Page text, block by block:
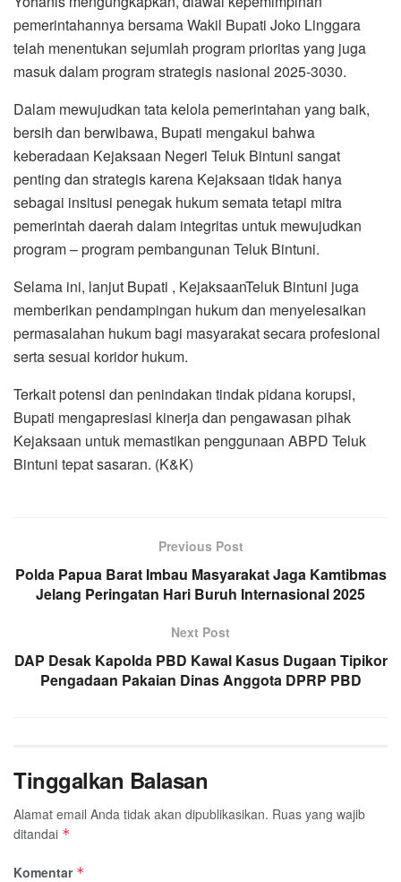
pemerintahannya bersama Wakil Bupati Joko Linggara
telah menentukan sejumlah program prioritas yang juga
masuk dalam program strategis nasional 2025-3030.
Dalam mewujudkan tata kelola pemerintahan yang baik,
bersih dan berwibawa, Bupati mengakui bahwa
keberadaan Kejaksaan Negeri Teluk Bintuni sangat
penting dan strategis karena Kejaksaan tidak hanya
sebagai insitusi penegak hukum semata tetapi mitra
pemerintah daerah dalam integritas untuk mewujudkan
program – program pembangunan Teluk Bintuni.
Selama ini, lanjut Bupati , KejaksaanTeluk Bintuni juga
memberikan pendampingan hukum dan menyelesaikan
permasalahan hukum bagi masyarakat secara profesional
serta sesuai koridor hukum.
Terkait potensi dan penindakan tindak pidana korupsi,
Bupati mengapresiasi kinerja dan pengawasan pihak
Kejaksaan untuk memastikan penggunaan ABPD Teluk
Bintuni tepat sasaran. (K&K)
Previous Post
Polda Papua Barat Imbau Masyarakat Jaga Kamtibmas
Jelang Peringatan Hari Buruh Internasional 2025
Next Post
DAP Desak Kapolda PBD Kawal Kasus Dugaan Tipikor
Pengadaan Pakaian Dinas Anggota DPRP PBD
Tinggalkan Balasan
Alamat email Anda tidak akan dipublikasikan. Ruas yang wajib
ditandai *
Komentar *